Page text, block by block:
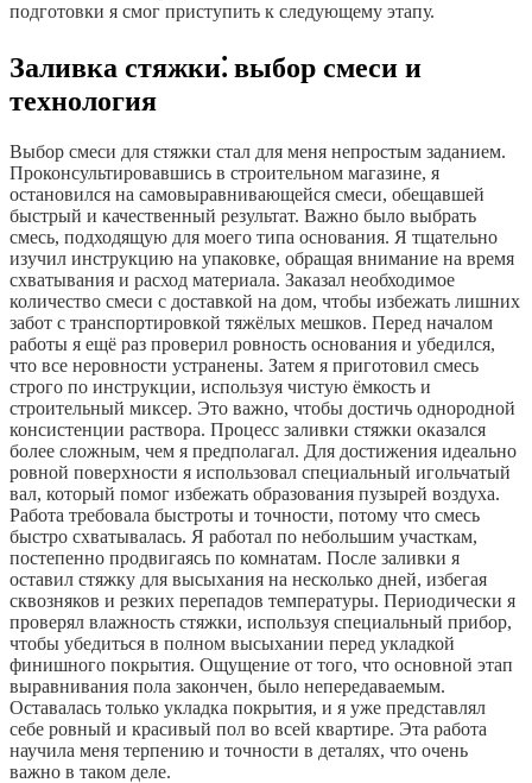
подготовки я смог приступить к следующему этапу.
Заливка стяжки⁚ выбор смеси и
технология
Выбор смеси для стяжки стал для меня непростым заданием.
Проконсультировавшись в строительном магазине, я
остановился на самовыравнивающейся смеси, обещавшей
быстрый и качественный результат. Важно было выбрать
смесь, подходящую для моего типа основания. Я тщательно
изучил инструкцию на упаковке, обращая внимание на время
схватывания и расход материала. Заказал необходимое
количество смеси с доставкой на дом, чтобы избежать лишних
забот с транспортировкой тяжёлых мешков. Перед началом
работы я ещё раз проверил ровность основания и убедился,
что все неровности устранены. Затем я приготовил смесь
строго по инструкции, используя чистую ёмкость и
строительный миксер. Это важно, чтобы достичь однородной
консистенции раствора. Процесс заливки стяжки оказался
более сложным, чем я предполагал. Для достижения идеально
ровной поверхности я использовал специальный игольчатый
вал, который помог избежать образования пузырей воздуха.
Работа требовала быстроты и точности, потому что смесь
быстро схватывалась. Я работал по небольшим участкам,
постепенно продвигаясь по комнатам. После заливки я
оставил стяжку для высыхания на несколько дней, избегая
сквозняков и резких перепадов температуры. Периодически я
проверял влажность стяжки, используя специальный прибор,
чтобы убедиться в полном высыхании перед укладкой
финишного покрытия. Ощущение от того, что основной этап
выравнивания пола закончен, было непередаваемым.
Оставалась только укладка покрытия, и я уже представлял
себе ровный и красивый пол во всей квартире. Эта работа
научила меня терпению и точности в деталях, что очень
важно в таком деле.